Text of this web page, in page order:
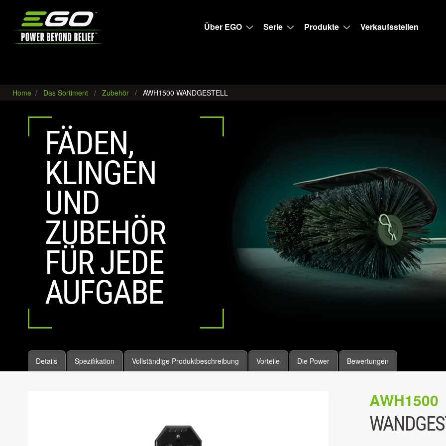
Über EGO
Serie Produkte Verkaufsstellen
Home Das Sortiment Zubehör AWH1500 WANDGESTELL
FÄDEN,
KLINGEN
UND
ZUBEHÖR
FÜR JEDE
AUFGABE
Details Spezifikation Vollständige Produktbeschreibung Vorteile Die Power Bewertungen
AWH1500